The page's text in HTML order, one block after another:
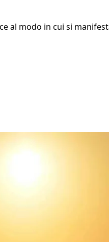
al modo in cui si